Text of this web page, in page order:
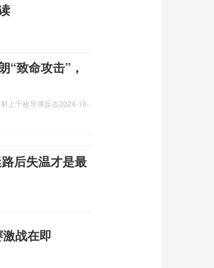
“致命攻击”，
上千枚导弹反击2024-10-
后失温才是最
战在即